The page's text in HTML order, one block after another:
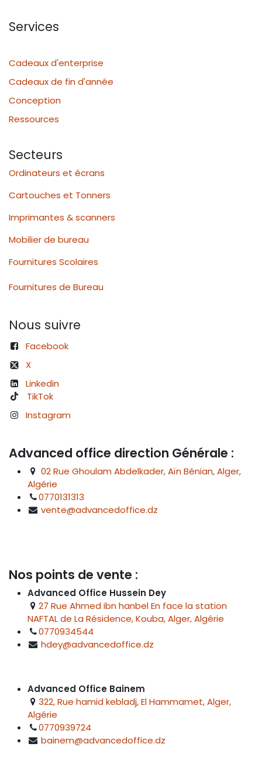
Services
Cadeaux d'enterprise
Cadeaux de fin d'année
Conception
Ressources
Secteurs
Ordinateurs et écrans
Cartouches et Tonners
Imprimantes & scanners
Mobilier de bureau
Fournitures Scolaires
Fournitures de Bureau
Nous suivre
Facebook
X
Linkedin
TikTok
Instagram
Advanced office direction Générale :
02 Rue Ghoulam Abdelkader, Aïn Bénian, Alger,
Algérie
0770131313
vente@advancedoffice.dz
Nos points de vente :
Advanced Office Hussein Dey
27 Rue Ahmed ibn hanbel En face la station
NAFTAL de La Résidence, Kouba, Alger, Algérie
0770934544
hdey@advancedoffice.dz
Advanced Office Bainem
322, Rue hamid kebladj, El Hammamet, Alger,
Algérie
0770939724
bainem@advancedoffice.dz